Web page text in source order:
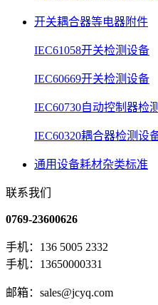
开关耦合器等电器附件
IEC61058开关检测设备
IEC60669开关检测设备
IEC60730自动控制器检
IEC60320耦合器检测设
通用设备耗材杂类标准
联系我们
0769-23600626
手机：136 5005 2332
手机：13650000331
邮箱：sales@jcyq.com